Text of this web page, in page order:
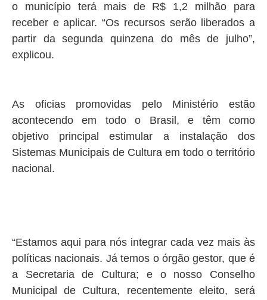
o município terá mais de R$ 1,2 milhão para
receber e aplicar. “Os recursos serão liberados a
partir da segunda quinzena do mês de julho”,
explicou.
As oficias promovidas pelo Ministério estão
acontecendo em todo o Brasil, e têm como
objetivo principal estimular a instalação dos
Sistemas Municipais de Cultura em todo o território
nacional.
“Estamos aqui para nós integrar cada vez mais às
políticas nacionais. Já temos o órgão gestor, que é
a Secretaria de Cultura; e o nosso Conselho
Municipal de Cultura, recentemente eleito, será